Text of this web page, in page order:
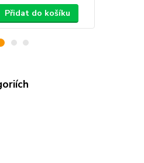
Přidat do košíku